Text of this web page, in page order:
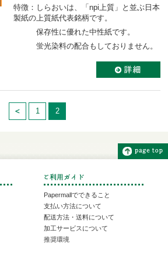
特徴：しらおいは、「npi上質」と並ぶ日本
製紙の上質紙代表銘柄です。
保存性に優れた中性紙です。
蛍光染料の配合もしておりません。
1 2
Papermallでできること
支払い方法について
配送方法・送料について
加工サービスについて
推奨環境